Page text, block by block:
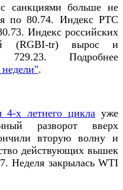
санкциями больше не
по 80.74. Индекс РТС
Индекс российских
(RGBI-tr) вырос и
Подробнее
.
4-х летнего цикла уже
разворот вверх
вторую волну и
действующих вышек
закрылась WTI